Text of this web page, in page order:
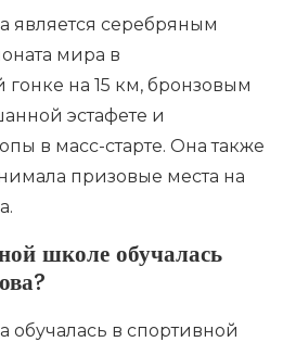
является серебряным
мира в
на 15 км, бронзовым
эстафете и
в масс-старте. Она также
призовые места на
школе обучалась
обучалась в спортивной